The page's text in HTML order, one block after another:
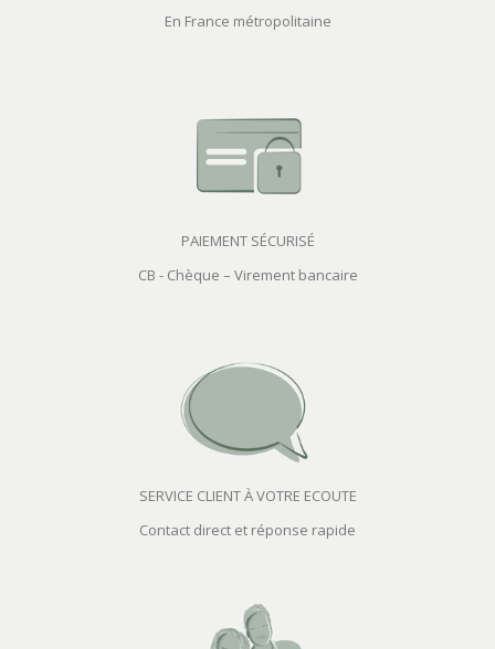
En France métropolitaine
PAIEMENT SÉCURISÉ
CB - Chèque – Virement bancaire
SERVICE CLIENT À VOTRE ECOUTE
Contact direct et réponse rapide